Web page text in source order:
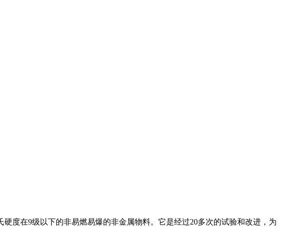
度在9级以下的非易燃易爆的非金属物料。它是经过20多次的试验和改进，为